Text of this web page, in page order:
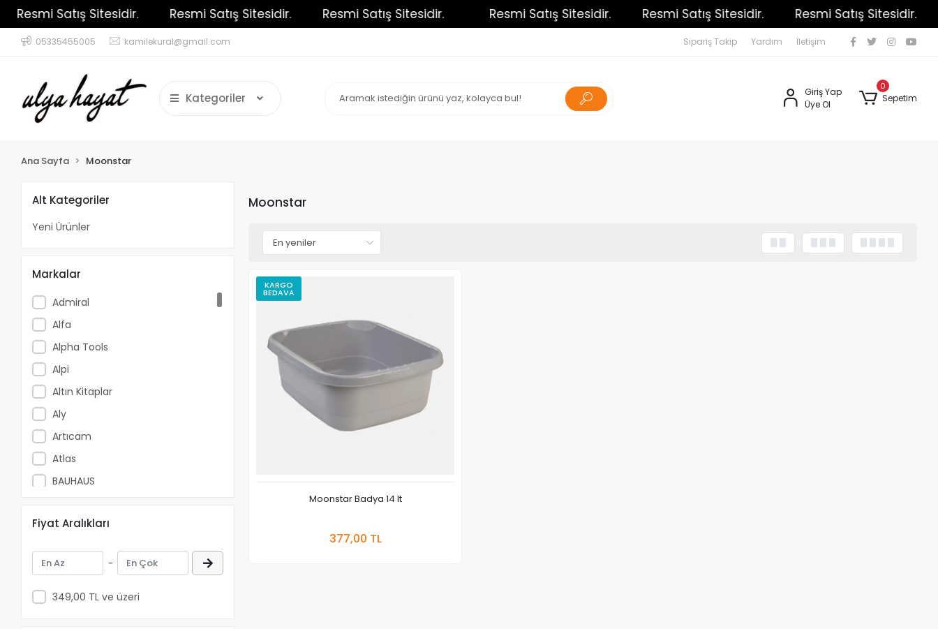
Resmi Satış Sitesidir. Resmi Satış Sitesidir. Resmi Satış Sitesidir. Resmi Satış Sitesidir. Resmi Satış Sitesidir. Resmi Satış Sitesidir.
05335455005 kamilekural@gmail.com Sipariş Takip Yardım İletişim
Kategoriler
Giriş Yap
Üye Ol
0
Sepetim
Ana Sayfa Moonstar
Alt Kategoriler
Yeni Ürünler
Markalar
Admiral
Alfa
Alpha Tools
Alpi
Altın Kitaplar
Aly
Artıcam
Atlas
BAUHAUS
Beta Kitap
Beyaz Balina Yayınları
Biglift
Bilgeoğuz Yayınları
Fiyat Aralıkları
-
349,00 TL ve üzeri
Moonstar
KARGO
BEDAVA
Moonstar Badya 14 lt
377,00 TL